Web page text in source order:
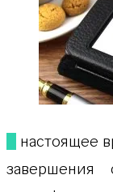
завершения